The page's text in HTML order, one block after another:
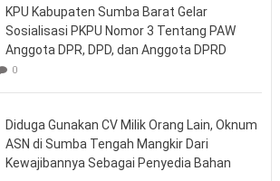
KPU Kabupaten Sumba Barat Gelar
Sosialisasi PKPU Nomor 3 Tentang PAW
Anggota DPR, DPD, dan Anggota DPRD
0
Diduga Gunakan CV Milik Orang Lain, Oknum
ASN di Sumba Tengah Mangkir Dari
Kewajibannya Sebagai Penyedia Bahan